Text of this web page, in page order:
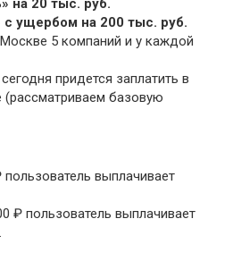
на 20 тыс. руб.
с ущербом на 200 тыс. руб.
5 компаний и у каждой
придется заплатить в
(рассматриваем базовую
выплачивает
₽ пользователь выплачивает